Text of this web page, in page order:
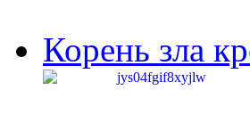
Корень зла